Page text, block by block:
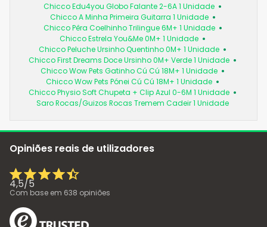
Chicco Edu4you Globo Falante 2-6A 1 Unidade
Chicco A Minha Primeira Guitarra 1 Unidade
Chicco Pêra Coelhinho Trilingue 6M+ 1 Unidade
Chicco Estrela You&Me 0M+ 1 Unidade
Chicco Peluche Ursinho Quentinho 0M+ 1 Unidade
Chicco First Dreams Doce Ursinho 0M+ Verde 1 Unidade
Chicco Wow Pets Gatinho Cú Cú 18M+ 1 Unidade
Chicco Wow Pets Pónei Cú Cú 18M+ 1 Unidade
Chicco Physio Soft Chupeta + Clip Azul 0-6M 1 Unidade
Saro Rocas/Guizos Rocas Tremem Cadeir 1 Unidade
Opiniões reais de utilizadores
4,5/5
Com base em 638 opiniões